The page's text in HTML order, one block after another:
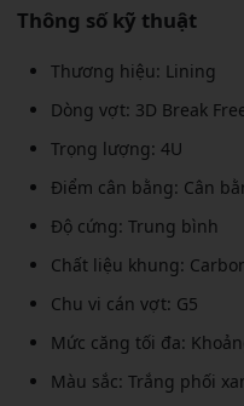
Thông số kỹ thuật
Thương hiệu: Lining
Dòng vợt: 3D Break
Trọng lượng: 4U
Điểm cân bằng: Cân
Độ cứng: Trung bình
Chất liệu khung:
Chu vi cán vợt: G5
Mức căng tối đa:
Màu sắc: Trắng phối